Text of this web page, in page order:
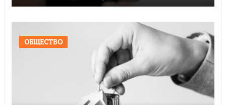
ОБЩЕСТВО